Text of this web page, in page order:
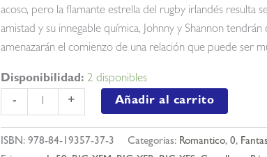
acoso, pero la flamante estrella del rugby irlandés resulta
amistad y su innegable química, Johnny y Shannon
amenazarán el comienzo de una relación que puede ser
Disponibilidad: 2 disponibles
-
13
(los
chicos
+ Añadir al carrito
ISBN: 978-84-19357-37-3 Categorías: Romantico, 0,